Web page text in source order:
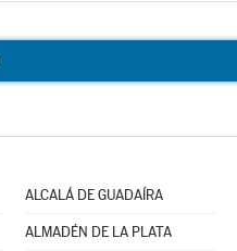
ALCALÁ DE GUADAÍRA
ALMADÉN DE LA PLATA